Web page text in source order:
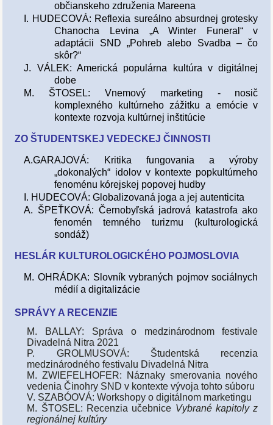
občianskeho združenia Mareena
I. HUDECOVÁ: Reflexia sureálno absurdnej grotesky
Chanocha Levina „A Winter Funeral“ v
adaptácii SND „Pohreb alebo Svadba – čo
skôr?“
J. VÁLEK: Americká populárna kultúra v digitálnej
dobe
M. ŠTOSEL: Vnemový marketing - nosič
komplexného kultúrneho zážitku a emócie v
kontexte rozvoja kultúrnej inštitúcie
ZO ŠTUDENTSKEJ VEDECKEJ ČINNOSTI
A.GARAJOVÁ: Kritika fungovania a výroby
„dokonalých“ idolov v kontexte popkultúrneho
fenoménu kórejskej popovej hudby
I. HUDECOVÁ: Globalizovaná joga a jej autenticita
A. ŠPEŤKOVÁ: Černobyľská jadrová katastrofa ako
fenomén temného turizmu (kulturologická
sondáž)
HESLÁR KULTUROLOGICKÉHO POJMOSLOVIA
M. OHRÁDKA: Slovník vybraných pojmov sociálnych
médií a digitalizácie
SPRÁVY A RECENZIE
M. BALLAY: Správa o medzinárodnom festivale
Divadelná Nitra 2021
P. GROLMUSOVÁ: Študentská recenzia
medzinárodného festivalu Divadelná Nitra
M. ZWIEFELHOFER: Náznaky smerovania nového
vedenia Činohry SND v kontexte vývoja tohto súboru
V. SZABÓOVÁ: Workshopy o digitálnom marketingu
M. ŠTOSEL: Recenzia učebnice Vybrané kapitoly z
regionálnej kultúry